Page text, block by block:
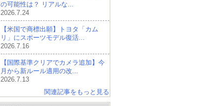
の可能性は？ リアルな...
2026.7.24
【米国で商標出願】トヨタ「カム
リ」にスポーツモデル復活...
2026.7.16
【国際基準クリアでカメラ追加】今
月から新ルール適用の改...
2026.7.13
関連記事をもっと見る